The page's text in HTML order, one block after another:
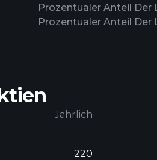
Prozentualer Anteil Der
Prozentualer Anteil Der
Jährlich
220